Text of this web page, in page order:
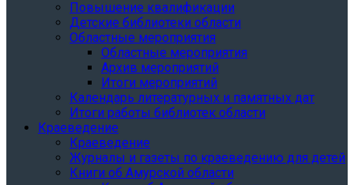
Повышение квалификации
Детские библиотеки области
Областные мероприятия
Областные мероприятия
Архив мероприятий
Итоги мероприятий
Календарь литературных и памятных дат
Итоги работы библиотек области
Краеведение
Краеведение
Журналы и газеты по краеведению для детей
Книги об Амурской области